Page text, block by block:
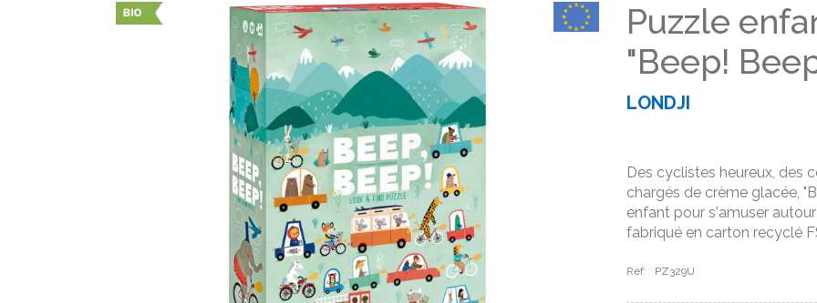
Puzzle
"Beep!
LONDJI
Des cyclistes heureux, des
chargés de crème glacée,
enfant pour s'amuser
fabriqué en carton recyclé
Réf: PZ329U